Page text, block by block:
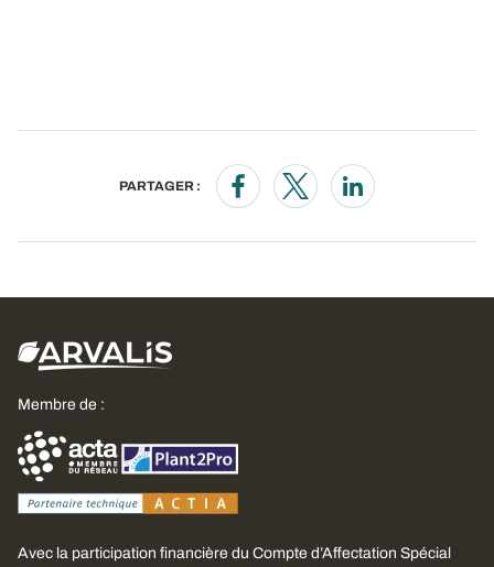
PARTAGER :
Opens in a new window
Opens in a new window
Opens in a new
Membre de :
Avec la participation financière du Compte d’Affectation Spécial